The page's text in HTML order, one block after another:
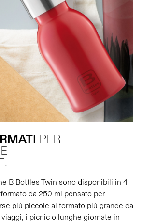
PER
B Bottles Twin sono disponibili in 4
da 250 ml pensato per
più piccole al formato più grande da
i picnic o lunghe giornate in